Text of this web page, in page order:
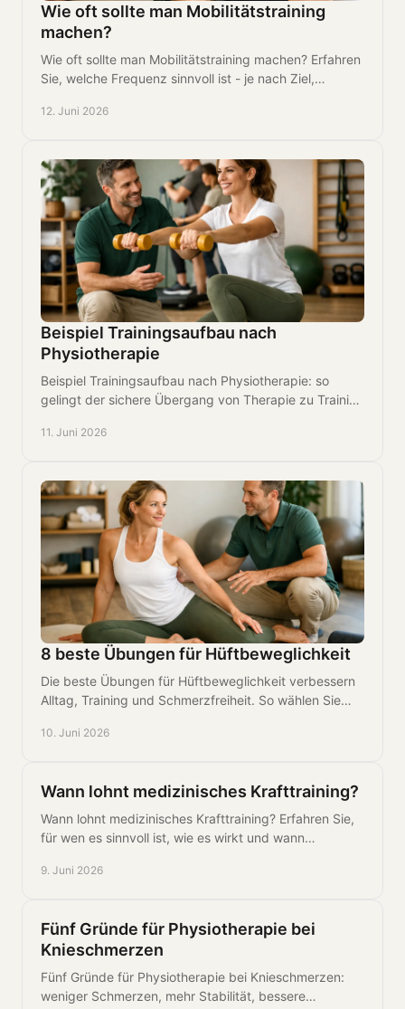
Wie oft sollte man Mobilitätstraining
machen?
Wie oft sollte man Mobilitätstraining machen? Erfahren
Sie, welche Frequenz sinnvoll ist - je nach Ziel,
12. Juni 2026
Beispiel Trainingsaufbau nach
Physiotherapie
Beispiel Trainingsaufbau nach Physiotherapie: so
gelingt der sichere Übergang von Therapie zu Training
11. Juni 2026
8 beste Übungen für Hüftbeweglichkeit
Die beste Übungen für Hüftbeweglichkeit verbessern
Alltag, Training und Schmerzfreiheit. So wählen Sie
10. Juni 2026
Wann lohnt medizinisches Krafttraining?
Wann lohnt medizinisches Krafttraining? Erfahren Sie,
für wen es sinnvoll ist, wie es wirkt und wann
9. Juni 2026
Fünf Gründe für Physiotherapie bei
Knieschmerzen
Fünf Gründe für Physiotherapie bei Knieschmerzen:
weniger Schmerzen, mehr Stabilität, bessere